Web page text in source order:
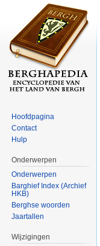
Hoofdpagina
Contact
Hulp
Onderwerpen
Onderwerpen
Barghief Index (Archief
HKB)
Berghse woorden
Jaartallen
Wijzigingen